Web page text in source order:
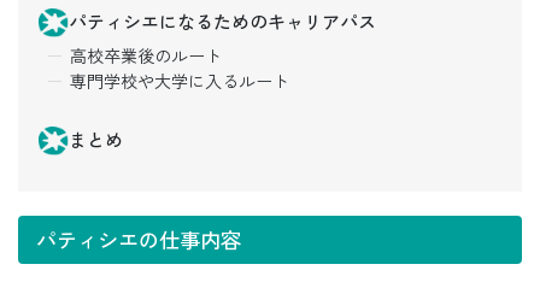
パティシエになるためのキャリアパス
高校卒業後のルート
専門学校や大学に入るルート
まとめ
パティシエの仕事内容